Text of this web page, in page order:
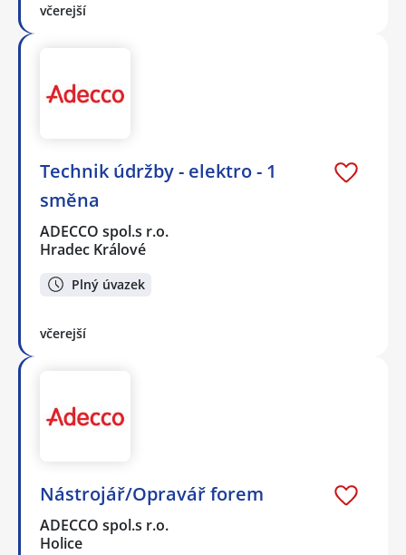
včerejší
Technik údržby - elektro - 1
směna
ADECCO spol.s r.o.
Hradec Králové
Plný úvazek
včerejší
Nástrojář/Opravář forem
ADECCO spol.s r.o.
Holice